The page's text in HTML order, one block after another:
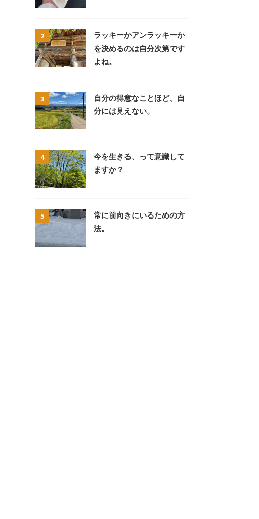
2
ラッキーかアンラッキーか
を決めるのは自分次第です
よね。
3
自分の得意なことほど、自
分には見えない。
4
今を生きる、って意識して
ますか？
5
常に前向きにいるための方
法。